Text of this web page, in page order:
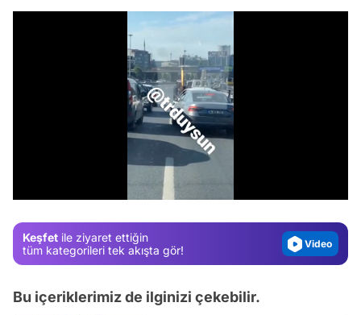
Keşfet ile ziyaret ettiğin
tüm kategorileri tek akışta gör!
Video
Bu içeriklerimiz de ilginizi çekebilir.